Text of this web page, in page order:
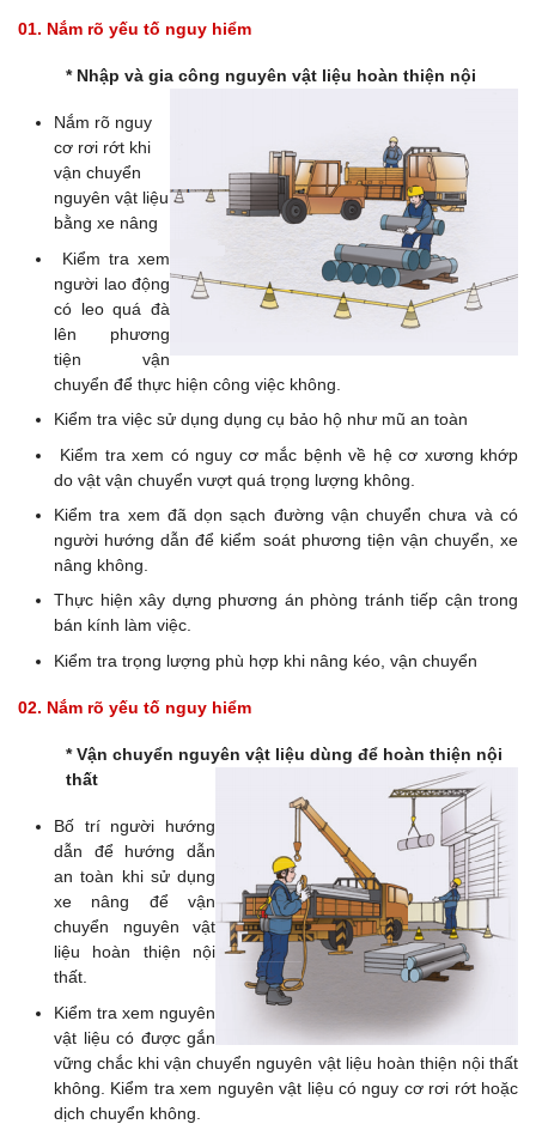
01. Nắm rõ yếu tố nguy hiểm
* Nhập và gia công nguyên vật liệu hoàn thiện nội
Nắm rõ nguy
cơ rơi rớt khi
vận chuyển
nguyên vật liệu
bằng xe nâng
Kiểm tra xem
người lao động
có leo quá đà
lên phương
tiện vận
chuyển để thực hiện công việc không.
Kiểm tra việc sử dụng dụng cụ bảo hộ như mũ an toàn
Kiểm tra xem có nguy cơ mắc bệnh về hệ cơ xương khớp
do vật vận chuyển vượt quá trọng lượng không.
Kiểm tra xem đã dọn sạch đường vận chuyển chưa và có
người hướng dẫn để kiểm soát phương tiện vận chuyển, xe
nâng không.
Thực hiện xây dựng phương án phòng tránh tiếp cận trong
bán kính làm việc.
Kiểm tra trọng lượng phù hợp khi nâng kéo, vận chuyển
02. Nắm rõ yếu tố nguy hiểm
* Vận chuyển nguyên vật liệu dùng để hoàn thiện nội
thất
Bố trí người hướng
dẫn để hướng dẫn
an toàn khi sử dụng
xe nâng để vận
chuyển nguyên vật
liệu hoàn thiện nội
thất.
Kiểm tra xem nguyên
vật liệu có được gắn
vững chắc khi vận chuyển nguyên vật liệu hoàn thiện nội thất
không. Kiểm tra xem nguyên vật liệu có nguy cơ rơi rớt hoặc
dịch chuyển không.